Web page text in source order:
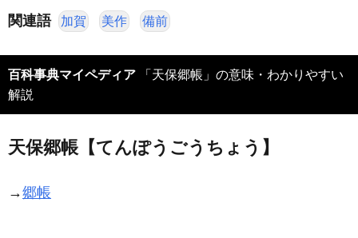
関連語 加賀 美作 備前
百科事典マイペディア 「天保郷帳」の意味・わかりやすい
解説
天保郷帳【てんぽうごうちょう】
→郷帳